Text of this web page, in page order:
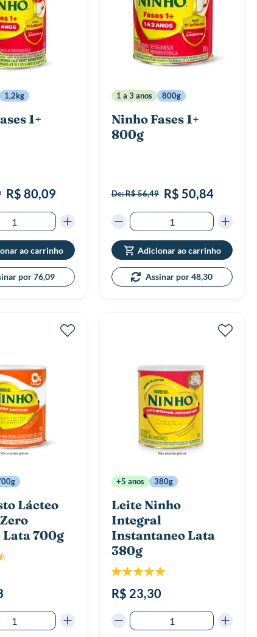
1,2kg
1+
R$ 80,09
ao carrinho
por 76,09
1 a 3 anos 800g
Ninho Fases 1+
800g
De:R$ 56,49 R$ 50,84
Adicionar ao carrinho
Assinar por 48,30
Lácteo
Lata 700g
+5 anos 380g
Leite Ninho
Integral
Instantaneo Lata
380g
Classificação:
R$ 23,30